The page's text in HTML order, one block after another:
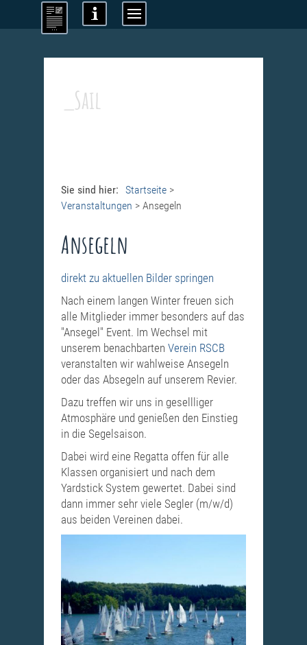
_Sail
Sie sind hier: Startseite >
Veranstaltungen > Ansegeln
Ansegeln
direkt zu aktuellen Bilder springen
Nach einem langen Winter freuen sich
alle Mitglieder immer besonders auf das
"Ansegel" Event. Im Wechsel mit
unserem benachbarten Verein RSCB
veranstalten wir wahlweise Ansegeln
oder das Absegeln auf unserem Revier.
Dazu treffen wir uns in gesellliger
Atmosphäre und genießen den Einstieg
in die Segelsaison.
Dabei wird eine Regatta offen für alle
Klassen organisiert und nach dem
Yardstick System gewertet. Dabei sind
dann immer sehr viele Segler (m/w/d)
aus beiden Vereinen dabei.